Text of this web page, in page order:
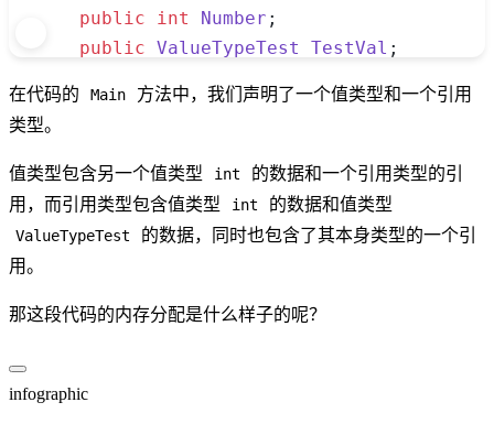
    public
int Number ;
    public
ValueTypeTest TestVal ;
}
public static class
Program
{
    [
STAThread]
        var
testRef1 = new
        return
在代码的 Main
方法中，我们声明了一个值类型和一个引用
类型。
值类型包含另一个值类型 int
的数据和一个引用类型的引
用，而引用类型包含值类型
int 的数据和值类型
ValueTypeTest
的数据，同时也包含了其本身类型的一个引
用。
那这段代码的内存分配是什么样子的呢？
infographic